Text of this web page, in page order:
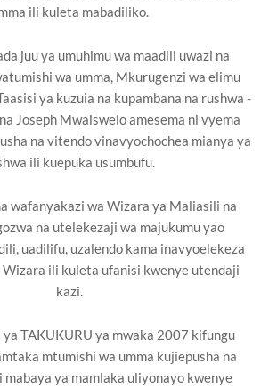
ili kuleta mabadiliko.
juu ya umuhimu wa maadili uwazi na
wa umma, Mkurugenzi wa elimu
ya kuzuia na kupambana na rushwa -
Joseph Mwaiswelo amesema ni vyema
na vitendo vinavyochochea mianya ya
ili kuepuka usumbufu.
wafanyakazi wa Wizara ya Maliasili na
na utelekezaji wa majukumu yao
uadilifu, uzalendo kama inavyoelekeza
Wizara ili kuleta ufanisi kwenye utendaji
kazi.
ya TAKUKURU ya mwaka 2007 kifungu
mtumishi wa umma kujiepusha na
mabaya ya mamlaka uliyonayo kwenye